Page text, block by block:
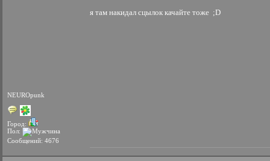
NEUROpunk
Город:
Пол:
Сообщений: 4676
я там накидал сцылок качайте тоже ;D